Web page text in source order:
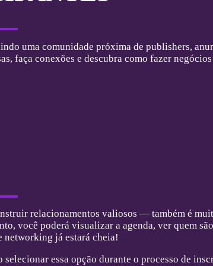
uma comunidade próxima de publishers,
faça conexões e descubra como fazer
relacionamentos valiosos — também é
você poderá visualizar a agenda, ver quem
networking já estará cheia!
essa opção durante o processo de